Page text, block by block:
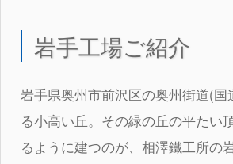
会社案内
商品紹介
母材搬入装置
RaS機販売ページ
トピックス
岩手工場ご紹介
岩手県奥州市前沢区の奥州街道(国
る小高い丘。その緑の丘の平たい
るように建つのが、相澤鐵工所の